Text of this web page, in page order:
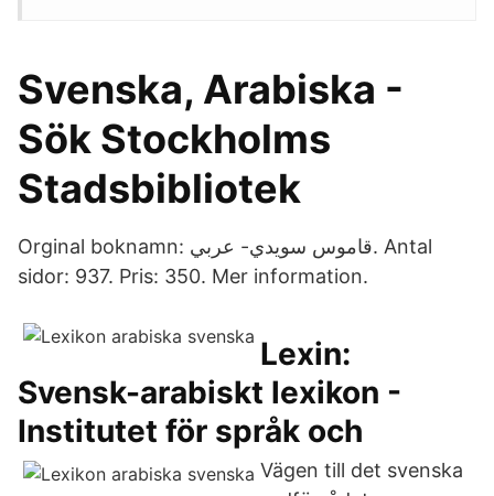
Svenska, Arabiska -
Sök Stockholms
Stadsbibliotek
Orginal boknamn: قاموس سويدي- عربي. Antal
sidor: 937. Pris: 350. Mer information.
Lexin:
Svensk-arabiskt lexikon -
Institutet för språk och
Vägen till det svenska